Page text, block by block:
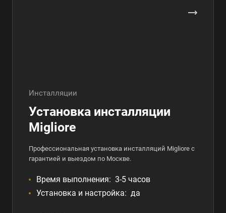
Инсталляции
Установка инсталляции
Migliore
Профессиональная установка инсталляций Migliore с
гарантией и выездом по Москве.
Время выполнения: 3-5 часов
Установка и настройка: да